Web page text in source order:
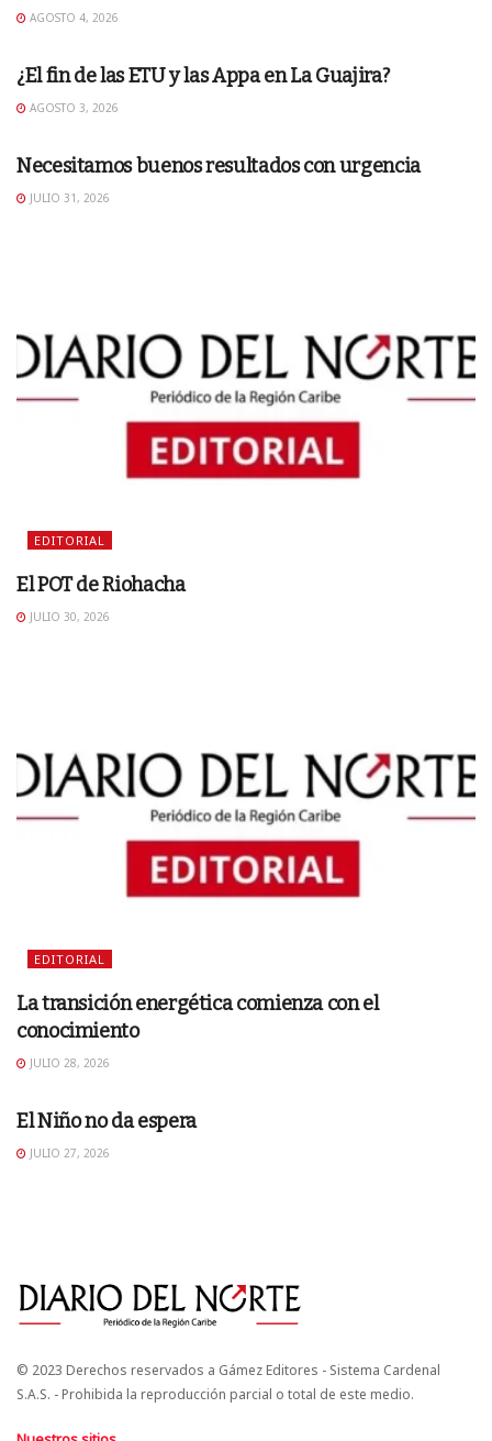
AGOSTO 4, 2026
¿El fin de las ETU y las Appa en La Guajira?
AGOSTO 3, 2026
Necesitamos buenos resultados con urgencia
JULIO 31, 2026
EDITORIAL
El POT de Riohacha
JULIO 30, 2026
EDITORIAL
La transición energética comienza con el
conocimiento
JULIO 28, 2026
El Niño no da espera
JULIO 27, 2026
© 2023 Derechos reservados a Gámez Editores - Sistema Cardenal
S.A.S. - Prohibida la reproducción parcial o total de este medio.